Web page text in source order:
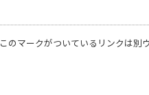
このマークがついているリンクは別